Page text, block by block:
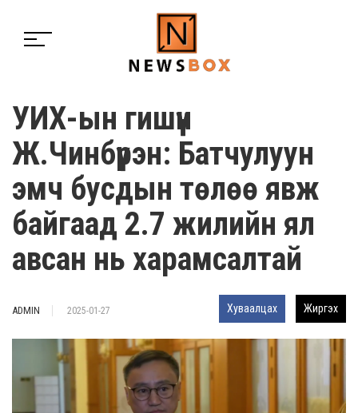
УИХ-ын гишүүн
Ж.Чинбүрэн: Батчулуун
эмч бусдын төлөө явж
байгаад 2.7 жилийн ял
авсан нь харамсалтай
ADMIN 2025-01-27 Хуваалцах Жиргэх